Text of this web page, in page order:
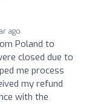
ago
Poland to
closed due to
me process
my refund
with the